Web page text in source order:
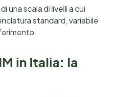
una scala di livelli a cui
standard, variabile
in Italia: la